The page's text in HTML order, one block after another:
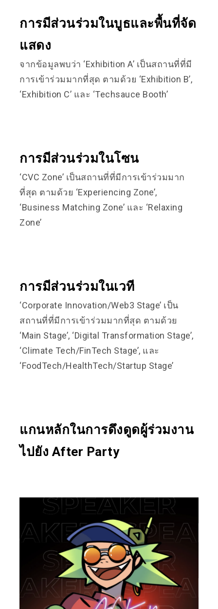
การมีส่วนร่วมในบูธและพื้นที่จัด
แสดง
จากข้อมูลพบว่า ‘Exhibition A’ เป็นสถานที่ที่มี
การเข้าร่วมมากที่สุด ตามด้วย ‘Exhibition B’,
‘Exhibition C’ และ ‘Techsauce Booth’
การมีส่วนร่วมในโซน
‘CVC Zone’ เป็นสถานที่ที่มีการเข้าร่วมมาก
ที่สุด ตามด้วย ‘Experiencing Zone’,
‘Business Matching Zone’ และ ‘Relaxing
Zone’
การมีส่วนร่วมในเวที
‘Corporate Innovation/Web3 Stage’ เป็น
สถานที่ที่มีการเข้าร่วมมากที่สุด ตามด้วย
‘Main Stage’, ‘Digital Transformation Stage’,
‘Climate Tech/FinTech Stage’, และ
‘FoodTech/HealthTech/Startup Stage’
แกนหลักในการดึงดูดผู้ร่วมงาน
ไปยัง After Party